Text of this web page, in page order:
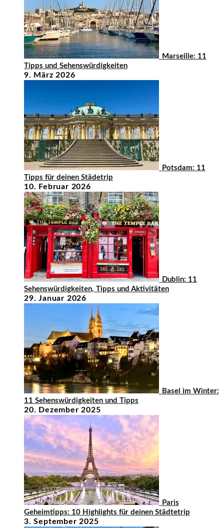
Marseille: 11
Tipps und Sehenswürdigkeiten
9. März 2026
Potsdam: 11
Tipps für deinen Städetrip
10. Februar 2026
Dublin: 11
Sehenswürdigkeiten, Tipps und Aktivitäten
29. Januar 2026
Basel im Winter:
11 Sehenswürdigkeiten und Tipps
20. Dezember 2025
Paris
Geheimtipps: 10 Highlights für deinen Städtetrip
3. September 2025